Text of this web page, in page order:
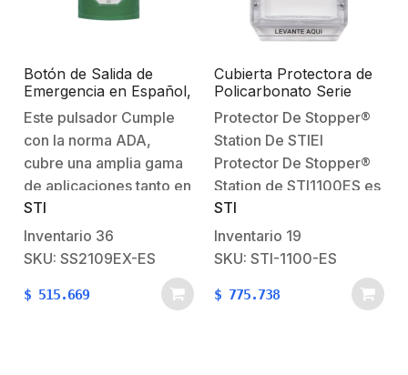
Botón de Salida de
Emergencia en Español,
Acción Mantenida, Girar
para Restablecer y LED
Multicolor
Este pulsador Cumple
con la norma ADA,
cubre una amplia gama
de aplicaciones tanto en
interiores como en
exteriores. La estación
está moldeada de
resistente e incluye un
STI
Inventario 36
SKU: SS2109EX-ES
$ 515.669
Cubierta Protectora de
Policarbonato Serie
Stopper II® , Con
Bocina, Sin Espaciador,
Montaje Empotrado,
Etiqueta en Español
Protector De Stopper®
Station De STIEl
Protector De Stopper®
Station de STI1100ES es
un protector de pared
diseñado para proteger
las estaciones de alarma
daños físicos. Está
STI
Inventario 19
SKU: STI-1100-ES
$ 775.738